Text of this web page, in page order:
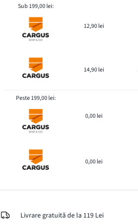
Sub 199,00 lei:
12,90 lei
14,90 lei
Peste 199,00 lei:
0,00 lei
0,00 lei
Livrare gratuită de la 119 Lei